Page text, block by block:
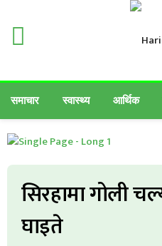
समाचार स्वास्थ्य आर्थिक
सिरहामा गोली
घाइते